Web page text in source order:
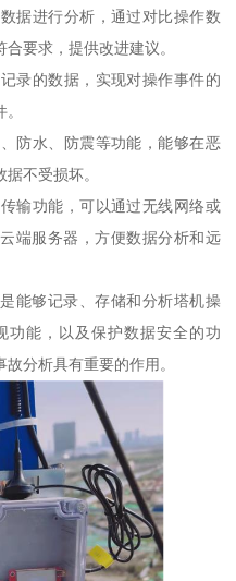
据进行分析，通过对比操作数
要求，提供改进建议。
录的数据，实现对操作事件的
防水、防震等功能，能够在恶
不受损坏。
输功能，可以通过无线网络或
端服务器，方便数据分析和远
能够记录、存储和分析塔机操
功能，以及保护数据安全的功
分析具有重要的作用。